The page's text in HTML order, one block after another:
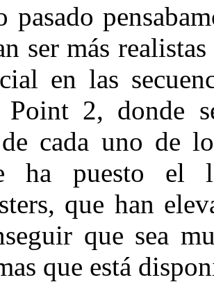
pasado
ser más
en las
2, donde
cada uno de
ha puesto el
que han
que sea
que está